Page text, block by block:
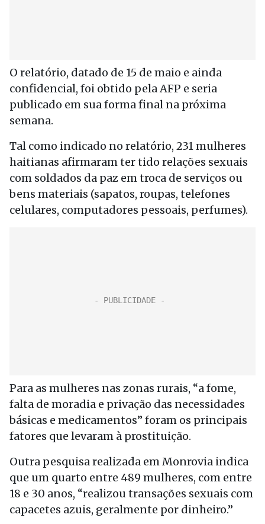
O relatório, datado de 15 de maio e ainda
confidencial, foi obtido pela AFP e seria
publicado em sua forma final na próxima
semana.
Tal como indicado no relatório, 231 mulheres
haitianas afirmaram ter tido relações sexuais
com soldados da paz em troca de serviços ou
bens materiais (sapatos, roupas, telefones
celulares, computadores pessoais, perfumes).
Para as mulheres nas zonas rurais, “a fome,
falta de moradia e privação das necessidades
básicas e medicamentos” foram os principais
fatores que levaram à prostituição.
Outra pesquisa realizada em Monrovia indica
que um quarto entre 489 mulheres, com entre
18 e 30 anos, “realizou transações sexuais com
capacetes azuis, geralmente por dinheiro.”